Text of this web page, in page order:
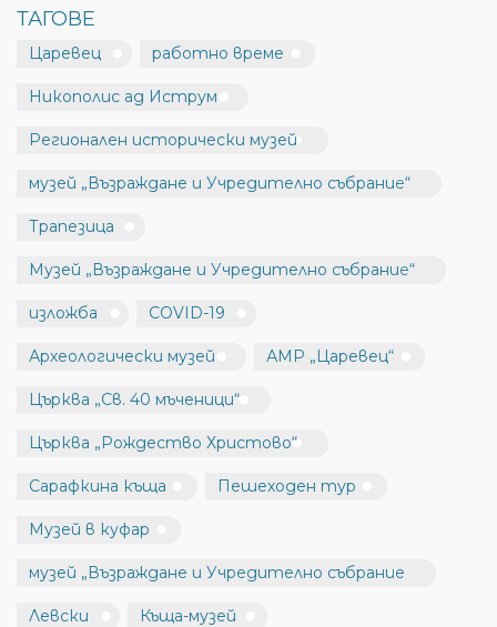
ТАГОВЕ
Царевец работно време
Никополис ад Иструм
Регионален исторически музей
музей „Възраждане и Учредително събрание“
Трапезица
Музей „Възраждане и Учредително събрание“
изложба COVID-19
Археологически музей АМР „Царевец“
Църква „Св. 40 мъченици“
Църква „Рождество Христово“
Сарафкина къща Пешеходен тур
Музей в куфар
музей „Възраждане и Учредително събрание
Левски Къща-музей